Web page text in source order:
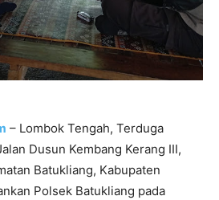
– Lombok Tengah, Terduga
Dusun Kembang Kerang III,
Batukliang, Kabupaten
Polsek Batukliang pada